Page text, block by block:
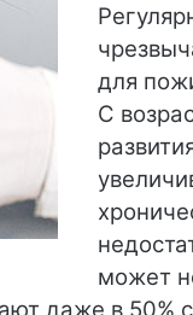
для
С
может